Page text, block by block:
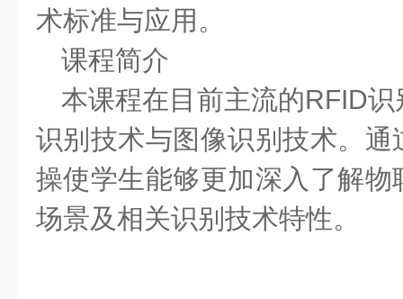
术标准与应用。
课程简介
本课程在目前主流的RFID
识别技术与图像识别技术。
操使学生能够更加深入了解
场景及相关识别技术特性。